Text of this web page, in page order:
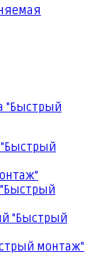
"Быстрый
"Быстрый
"Быстрый
монтаж"